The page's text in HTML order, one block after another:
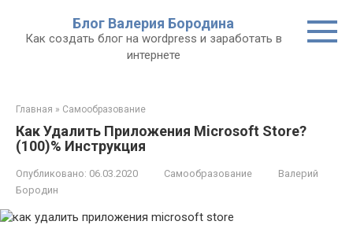
контенту
Блог Валерия Бородина
Как создать блог на wordpress и заработать в
интернете
Главная » Самообразование
Как Удалить Приложения Microsoft Store?
(100)% Инструкция
Опубликовано: 06.03.2020 Самообразование
Валерий
Бородин